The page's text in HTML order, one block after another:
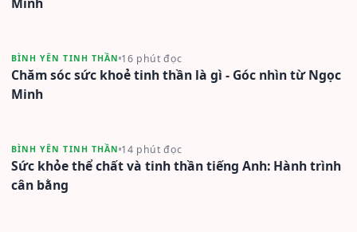
BÌNH YÊN TINH THẦN 16 phút đọc
Chăm sóc sức khoẻ tinh thần là gì - Góc nhìn từ Ngọc
Minh
BÌNH YÊN TINH THẦN 14 phút đọc
Sức khỏe thể chất và tinh thần tiếng Anh: Hành trình
cân bằng